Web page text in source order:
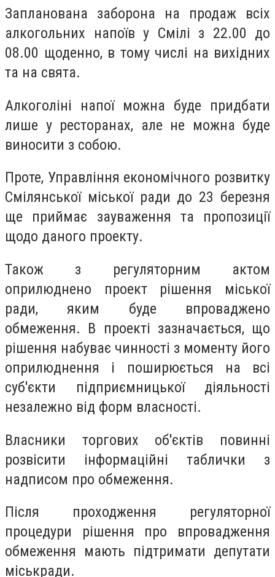
Запланована заборона на продаж всіх
алкогольних напоїв у Смілі з 22.00 до
08.00 щоденно, в тому числі на вихідних
та на свята.
Алкоголіні напої можна буде придбати
лише у ресторанах, але не можна буде
виносити з собою.
Проте, Управління економічного розвитку
Смілянської міської ради до 23 березня
ще приймає зауваження та пропозиції
щодо даного проекту.
Також з регуляторним актом
оприлюднено проект рішення міської
ради, яким буде впроваджено
обмеження. В проекті зазначається, що
рішення набуває чинності з моменту його
оприлюднення і поширюється на всі
суб'єкти підприємницької діяльності
незалежно від форм власності.
Власники торгових об'єктів повинні
розвісити інформаційні таблички з
надписом про обмеження.
Після проходження регуляторної
процедури рішення про впровадження
обмеження мають підтримати депутати
міськради.